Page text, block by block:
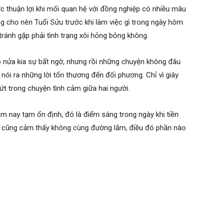
lợi khi mối quan hệ với đồng nghiệp có nhiều mâu
cho nên Tuổi Sửu trước khi làm việc gì trong ngày hôm
gặp phải tình trạng xôi hỏng bỏng không.
kia sự bất ngờ, nhưng rồi những chuyện không đâu
ra những lời tổn thương đến đối phương. Chỉ vì giây
trong chuyện tình cảm giữa hai người.
nay tạm ổn định, đó là điểm sáng trong ngày khi tiền
cảm thấy không cùng đường lắm, điều đó phần nào